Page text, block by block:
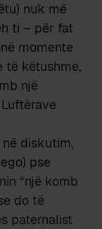
nuk më
ti – për fat
momente
të këtushme,
një
diskutim,
pse
“një komb
do të
paternalist